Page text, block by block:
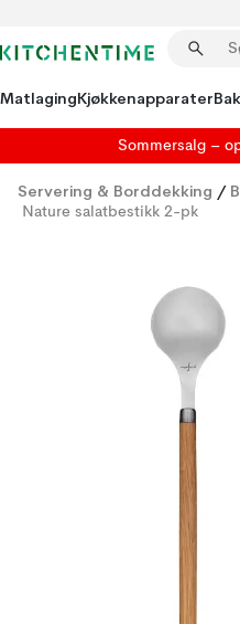
MatlagingKjøkkenapparater
Sommersalg –
Servering & Borddekking /
Nature salatbestikk 2-pk